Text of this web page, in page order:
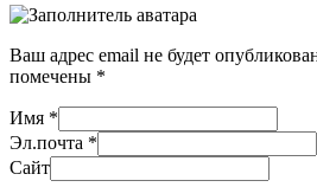
Ваш адрес email не будет
помечены *
Имя *
Эл.почта *
Сайт